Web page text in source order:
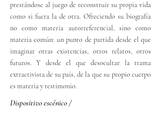
prestándose al juego de reconstruir su propia vida
como si fuera la de otra. Ofreciendo su biografía
no como materia autorreferencial, sino como
materia común: un punto de partida desde el que
imaginar otras existencias, otros relatos, otros
futuros. Y desde el que desocultar la trama
extractivista de su país, de la que su propio cuerpo
es materia y testimonio.
Dispositivo escénico /